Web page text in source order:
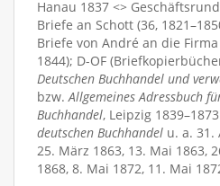
Hanau 1837 <>
Briefe an Schott (36,
Briefe von André an die
1844); D-OF
Deutschen Buchhandel und
bzw.Allgemeines Adressbuch
Buchhandel, Leipzig
deutschen Buchhandel u. a. 31.
25. März 1863, 13. Mai 1863,
1868, 8. Mai 1872, 11. Mai